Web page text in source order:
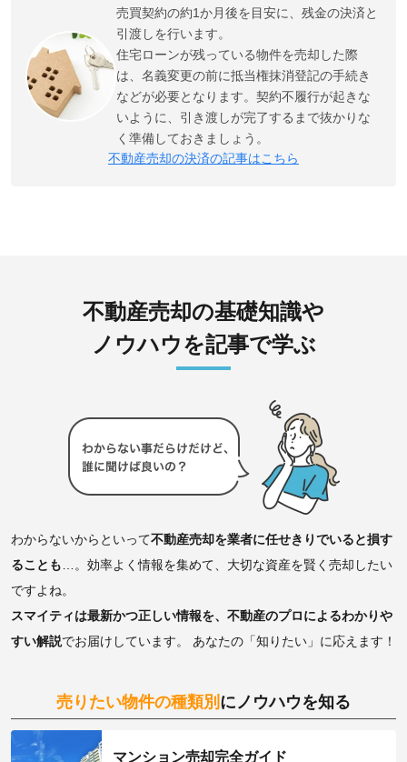
売買契約の約1か月後を目安に、残金の決済と
引渡しを行います。
住宅ローンが残っている物件を売却した際
は、名義変更の前に抵当権抹消登記の手続き
などが必要となります。契約不履行が起きな
いように、引き渡しが完了するまで抜かりな
く準備しておきましょう。
不動産売却の決済の記事はこちら
不動産売却の基礎知識や
ノウハウを記事で学ぶ
わからないからといって不動産売却を業者に任せきりでいると損す
ることも …。効率よく情報を集めて、大切な資産を賢く売却したい
ですよね。
スマイティは最新かつ正しい情報を、不動産のプロによるわかりや
すい解説でお届けしています。 あなたの「知りたい」に応えます！
売りたい物件の種類別 にノウハウを知る
マンション売却完全ガイド